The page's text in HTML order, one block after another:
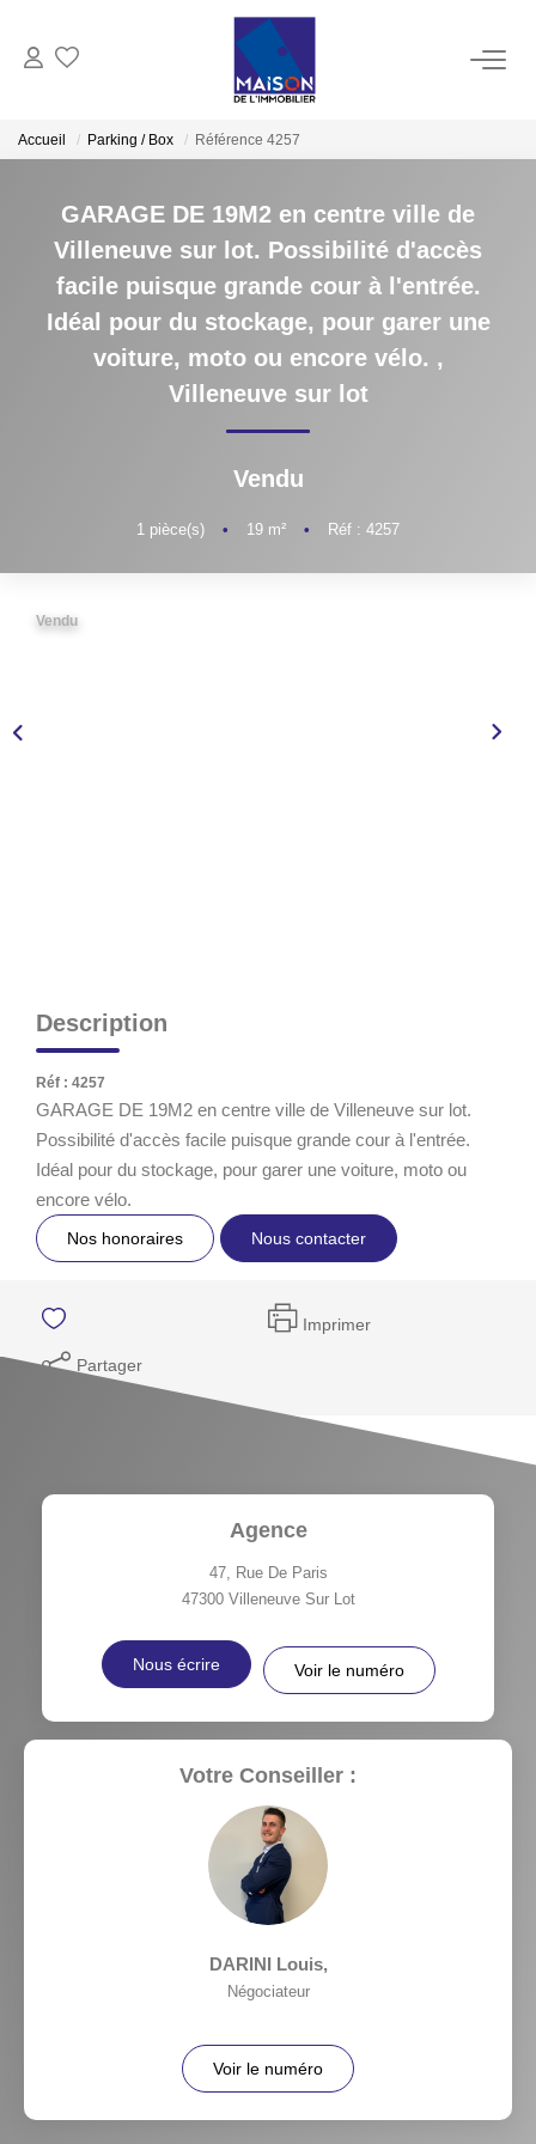
GESTION
ESTIMATION
Estimer Vendre
Estimation En Ligne Gratuite
Biens Vendus
Accueil Parking / Box Référence 4257
GARAGE DE 19M2 en centre ville de
Villeneuve sur lot. Possibilité d'accès
facile puisque grande cour à l'entrée.
Idéal pour du stockage, pour garer une
voiture, moto ou encore vélo. ,
Villeneuve sur lot
Vendu
1 pièce(s) • 19 m² • Réf : 4257
Vendu
Description
Réf : 4257
GARAGE DE 19M2 en centre ville de Villeneuve sur lot.
Possibilité d'accès facile puisque grande cour à l'entrée.
Idéal pour du stockage, pour garer une voiture, moto ou
encore vélo.
Nos honoraires Nous contacter
Imprimer
Partager
Agence
47, Rue De Paris
47300 Villeneuve Sur Lot
Nous écrire Voir le numéro
Votre Conseiller :
DARINI Louis,
Négociateur
Voir le numéro